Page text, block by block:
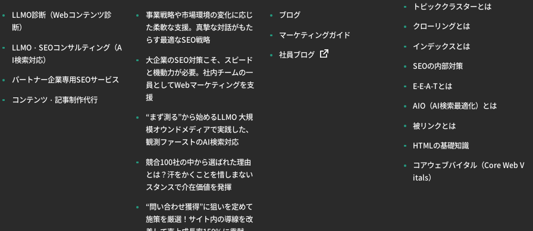
LLMO診断（Webコンテンツ診
断）
LLMO・SEOコンサルティング（A
I検索対応）
パートナー企業専用SEOサービス
コンテンツ・記事制作代行
事業戦略や市場環境の変化に応じ
た柔軟な支援。真摯な対話がもた
らす最適なSEO戦略
大企業のSEO対策こそ、スピード
と機動力が必要。社内チームの一
員としてWebマーケティングを支
援
“まず測る”から始めるLLMO 大規
模オウンドメディアで実践した、
観測ファーストのAI検索対応
競合100社の中から選ばれた理由
とは？汗をかくことを惜しまない
スタンスで介在価値を発揮
“問い合わせ獲得”に狙いを定めて
施策を厳選！サイト内の導線を改
ブログ
マーケティングガイド
社員ブログ
トピッククラスターとは
クローリングとは
インデックスとは
SEOの内部対策
E-E-A-Tとは
AIO（AI検索最適化）とは
被リンクとは
HTMLの基礎知識
コアウェブバイタル（Core Web V
itals）